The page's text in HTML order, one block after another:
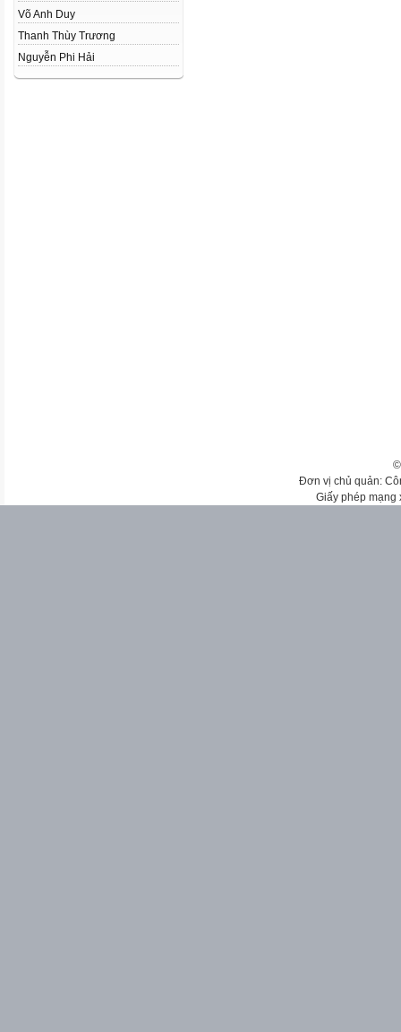
Võ Anh Duy
Thanh Thùy Trương
Nguyễn Phi Hải
Đơn vị chủ quản:
Giấy phép mạng